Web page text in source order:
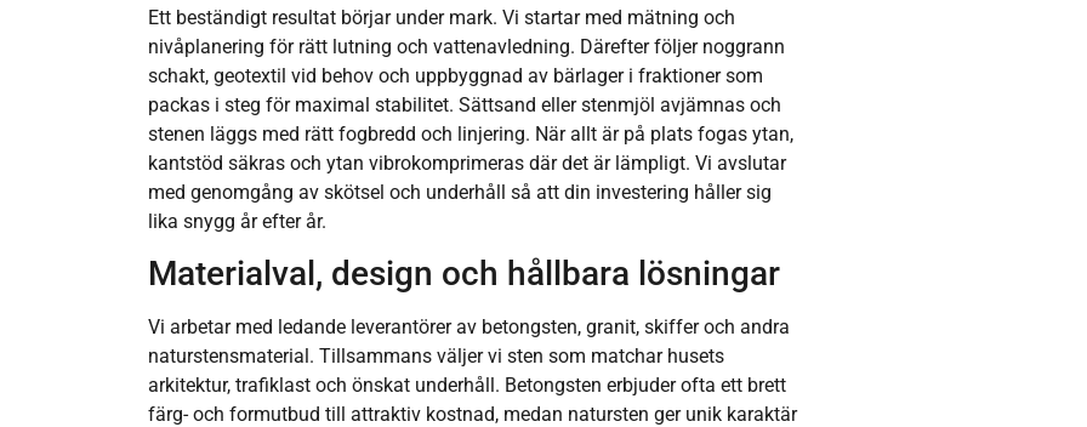
Ett beständigt resultat börjar under mark. Vi startar med mätning och
nivåplanering för rätt lutning och vattenavledning. Därefter följer noggrann
schakt, geotextil vid behov och uppbyggnad av bärlager i fraktioner som
packas i steg för maximal stabilitet. Sättsand eller stenmjöl avjämnas och
stenen läggs med rätt fogbredd och linjering. När allt är på plats fogas ytan,
kantstöd säkras och ytan vibrokomprimeras där det är lämpligt. Vi avslutar
med genomgång av skötsel och underhåll så att din investering håller sig
lika snygg år efter år.
Materialval, design och hållbara lösningar
Vi arbetar med ledande leverantörer av betongsten, granit, skiffer och andra
naturstensmaterial. Tillsammans väljer vi sten som matchar husets
arkitektur, trafiklast och önskat underhåll. Betongsten erbjuder ofta ett brett
färg- och formutbud till attraktiv kostnad, medan natursten ger unik karaktär